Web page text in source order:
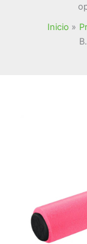
Inicio